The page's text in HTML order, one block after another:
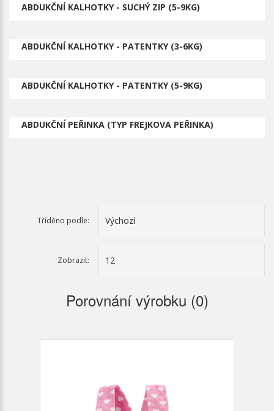
ABDUKČNÍ KALHOTKY - SUCHÝ ZIP (5-9KG)
ABDUKČNÍ KALHOTKY - PATENTKY (3-6KG)
ABDUKČNÍ KALHOTKY - PATENTKY (5-9KG)
ABDUKČNÍ PEŘINKA (TYP FREJKOVA PEŘINKA)
Tříděno podle:
Zobrazit:
Porovnání výrobku (0)